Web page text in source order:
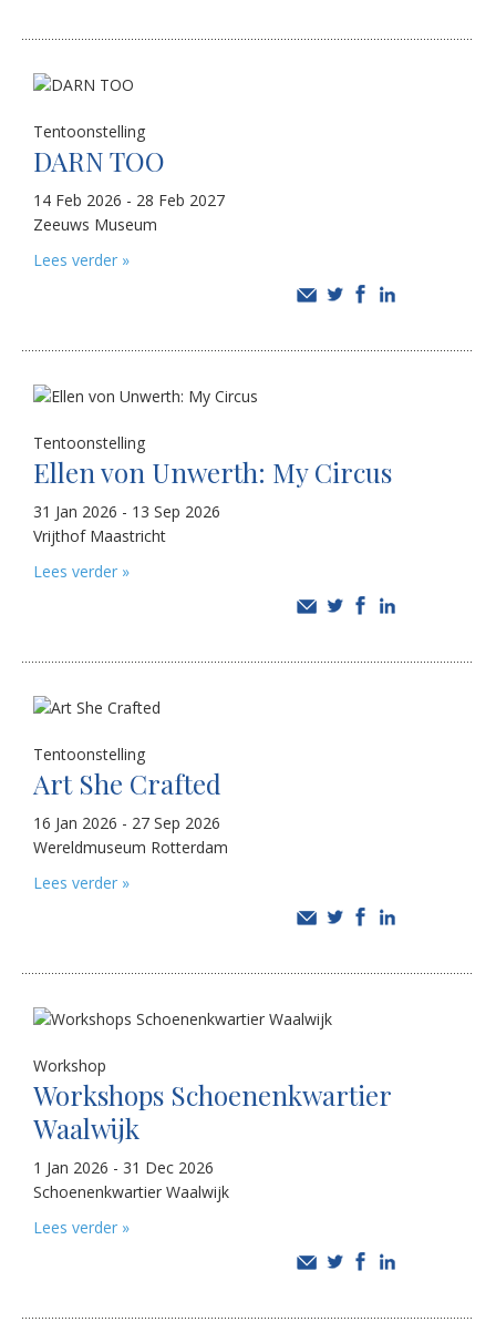
Tentoonstelling
DARN TOO
14 Feb 2026 - 28 Feb 2027
Zeeuws Museum
Lees verder »
Tentoonstelling
Ellen von Unwerth: My Circus
31 Jan 2026 - 13 Sep 2026
Vrijthof Maastricht
Lees verder »
Tentoonstelling
Art She Crafted
16 Jan 2026 - 27 Sep 2026
Wereldmuseum Rotterdam
Lees verder »
Workshop
Workshops Schoenenkwartier
Waalwijk
1 Jan 2026 - 31 Dec 2026
Schoenenkwartier Waalwijk
Lees verder »